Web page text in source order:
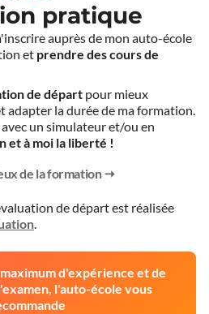
pratique
auprès de mon auto-école
et prendre des cours de
de départ pour mieux
adapter la durée de ma formation.
avec un simulateur et/ou en
et à moi la liberté !
de la formation
de départ est réalisée
.
d'expérience et de
l'auto-école vous